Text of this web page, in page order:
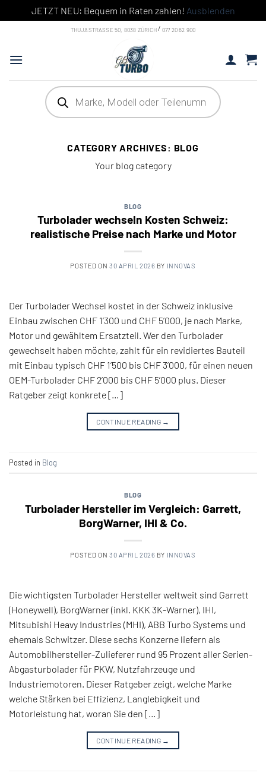
JETZT NEU: Bequem in Raten zahlen! Ausblenden
content
THUJASTRASSE 50, 8038 ZÜRICH/ 077 20 62 900
Products
search
CATEGORY ARCHIVES: BLOG
Your blog category
BLOG
Turbolader wechseln Kosten Schweiz:
realistische Preise nach Marke und Motor
POSTED ON30 APRIL 2026 BY INNOVAS
Der Turbolader Wechsel kostet in der Schweiz inklusive
Einbau zwischen CHF 1’300 und CHF 5’000, je nach Marke,
Motor und gewähltem Ersatzteil. Wer den Turbolader
gewechselt haben möchte, zahlt für ein revidiertes Bauteil
mit Einbau typisch CHF 1’500 bis CHF 3’000, für einen neuen
OEM-Turbolader CHF 2’000 bis CHF 5’000 plus. Dieser
Ratgeber zeigt konkrete […]
CONTINUE READING →
Posted in Blog
BLOG
Turbolader Hersteller im Vergleich: Garrett,
BorgWarner, IHI & Co.
POSTED ON30 APRIL 2026 BY INNOVAS
Die wichtigsten Turbolader Hersteller weltweit sind Garrett
(Honeywell), BorgWarner (inkl. KKK 3K-Warner), IHI,
Mitsubishi Heavy Industries (MHI), ABB Turbo Systems und
ehemals Schwitzer. Diese sechs Konzerne liefern als
Automobilhersteller-Zulieferer rund 95 Prozent aller Serien-
Abgasturbolader für PKW, Nutzfahrzeuge und
Industriemotoren. Dieser Ratgeber zeigt, welche Marke
welche Stärken bei Effizienz, Langlebigkeit und
Motorleistung hat, woran Sie den […]
CONTINUE READING →